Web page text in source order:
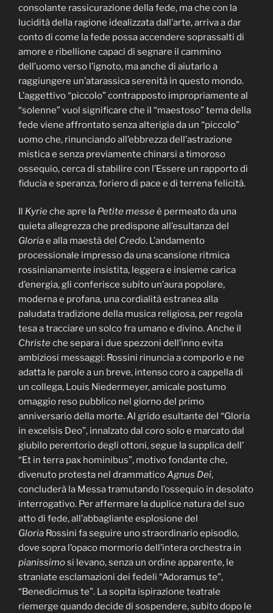
consolante rassicurazione della fede, ma che con la
lucidità della ragione idealizzata dall’arte, arriva a dar
conto di come la fede possa accendere soprassalti di
amore e ribellione capaci di segnare il cammino
dell’uomo verso l’ignoto, ma anche di aiutarlo a
raggiungere un’atarassica serenità in questo mondo.
L’aggettivo “piccolo” contrapposto impropriamente al
“solenne” vuol significare che il “maestoso” tema della
fede viene affrontato senza alterigia da un “piccolo”
uomo che, rinunciando all’ebbrezza dell’astrazione
mistica e senza previamente chinarsi a timoroso
ossequio, cerca di stabilire con l’Essere un rapporto di
fiducia e speranza, foriero di pace e di terrena felicità.
Kyrieche apre la Petite messeè permeato da una
quieta allegrezza che predispone all’esultanza del
Gloriae alla maestà del Credo. L’andamento
processionale impresso da una scansione ritmica
rossinianamente insistita, leggera e insieme carica
d’energia, gli conferisce subito un’aura popolare,
moderna e profana, una cordialità estranea alla
paludata tradizione della musica religiosa, per regola
tesa a tracciare un solco fra umano e divino. Anche il
Christeche separa i due spezzoni dell’inno evita
ambiziosi messaggi: Rossini rinuncia a comporlo e ne
adatta le parole a un breve, intenso coro a cappella di
un collega, Louis Niedermeyer, amicale postumo
omaggio reso pubblico nel giorno del primo
anniversario della morte. Al grido esultante del “Gloria
in excelsis Deo”, innalzato dal coro solo e marcato dal
giubilo perentorio degli ottoni, segue la supplica dell’
“Et in terra pax hominibus”, motivo fondante che,
divenuto protesta nel drammaticoAgnus Dei,
concluderà la Messa tramutando l’ossequio in desolato
interrogativo. Per affermare la duplice natura del suo
atto di fede, all’abbagliante esplosione del
Gloria Rossini fa seguire uno straordinario episodio,
dove sopra l’opaco mormorio dell’intera orchestra in
pianissimosi levano, senza un ordine apparente, le
straniate esclamazioni dei fedeli “Adoramus te”,
“Benedicimus te”. La sopita ispirazione teatrale
riemerge quando decide di sospendere, subito dopo le